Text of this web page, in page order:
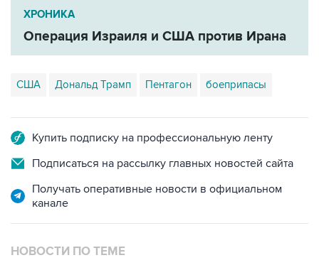
Операция Израиля и США против Ирана
США Дональд Трамп Пентагон боеприпасы
Подписаться на рассылку главных новостей сайта
Получать оперативные новости в официальном
канале
НОВОСТИ ПО ТЕМЕ
6 августа 21:25